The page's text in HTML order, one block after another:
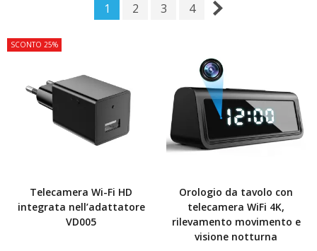
1 2 3 4
SCONTO 25%
Telecamera Wi-Fi HD
integrata nell’adattatore
VD005
Orologio da tavolo con
telecamera WiFi 4K,
rilevamento movimento e
visione notturna